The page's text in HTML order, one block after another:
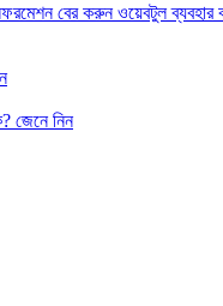
বের করুন ওয়েবটুল ব্যবহার
জেনে নিন